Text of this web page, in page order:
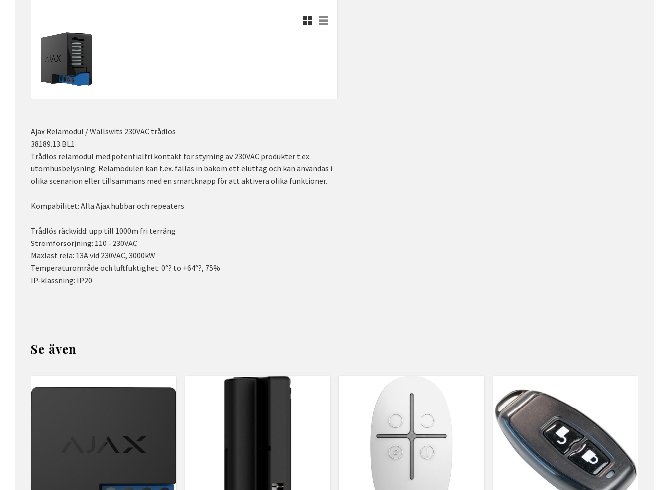
Rutnätsvy
Listvy
Ajax Relämodul / Wallswits 230VAC trådlös
38189.13.BL1
Trådlös relämodul med potentialfri kontakt för styrning av 230VAC produkter t.ex.
utomhusbelysning. Relämodulen kan t.ex. fällas in bakom ett eluttag och kan användas i
olika scenarion eller tillsammans med en smartknapp för att aktivera olika funktioner.
Kompabilitet: Alla Ajax hubbar och repeaters
Trådlös räckvidd: upp till 1000m fri terräng
Strömförsörjning: 110 - 230VAC
Maxlast relä: 13A vid 230VAC, 3000kW
Temperaturområde och luftfuktighet: 0°? to +64°?, 75%
IP-klassning: IP20
Se även